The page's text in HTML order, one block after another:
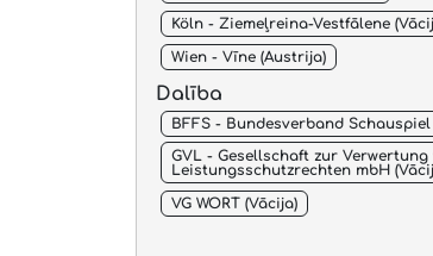
Köln - Ziemeļreina-Vestfālene
Wien - Vīne (Austrija)
Dalība
BFFS - Bundesverband Schauspiel
GVL - Gesellschaft zur Verwertung
Leistungsschutzrechten mbH
VG WORT (Vācija)